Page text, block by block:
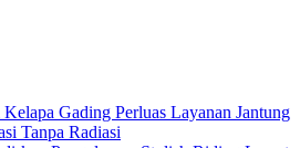
Gading Perluas Layanan Jantung
Tanpa Radiasi